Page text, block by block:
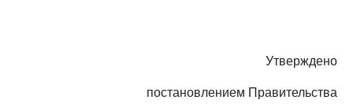
Утверждено
постановлением Правительства